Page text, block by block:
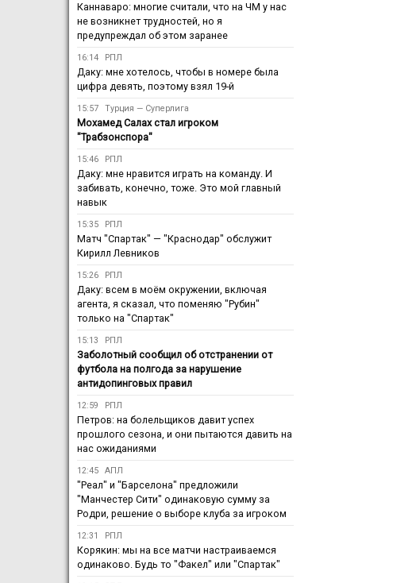
Каннаваро: многие считали, что на ЧМ у нас
не возникнет трудностей, но я
предупреждал об этом заранее
16:14 РПЛ
Даку: мне хотелось, чтобы в номере была
цифра девять, поэтому взял 19-й
15:57 Турция — Суперлига
Мохамед Салах стал игроком
"Трабзонспора"
15:46 РПЛ
Даку: мне нравится играть на команду. И
забивать, конечно, тоже. Это мой главный
навык
15:35 РПЛ
Матч "Спартак" — "Краснодар" обслужит
Кирилл Левников
15:26 РПЛ
Даку: всем в моём окружении, включая
агента, я сказал, что поменяю "Рубин"
только на "Спартак"
15:13 РПЛ
Заболотный сообщил об отстранении от
футбола на полгода за нарушение
антидопинговых правил
12:59 РПЛ
Петров: на болельщиков давит успех
прошлого сезона, и они пытаются давить на
нас ожиданиями
12:45 АПЛ
"Реал" и "Барселона" предложили
"Манчестер Сити" одинаковую сумму за
Родри, решение о выборе клуба за игроком
12:31 РПЛ
Корякин: мы на все матчи настраиваемся
одинаково. Будь то "Факел" или "Спартак"